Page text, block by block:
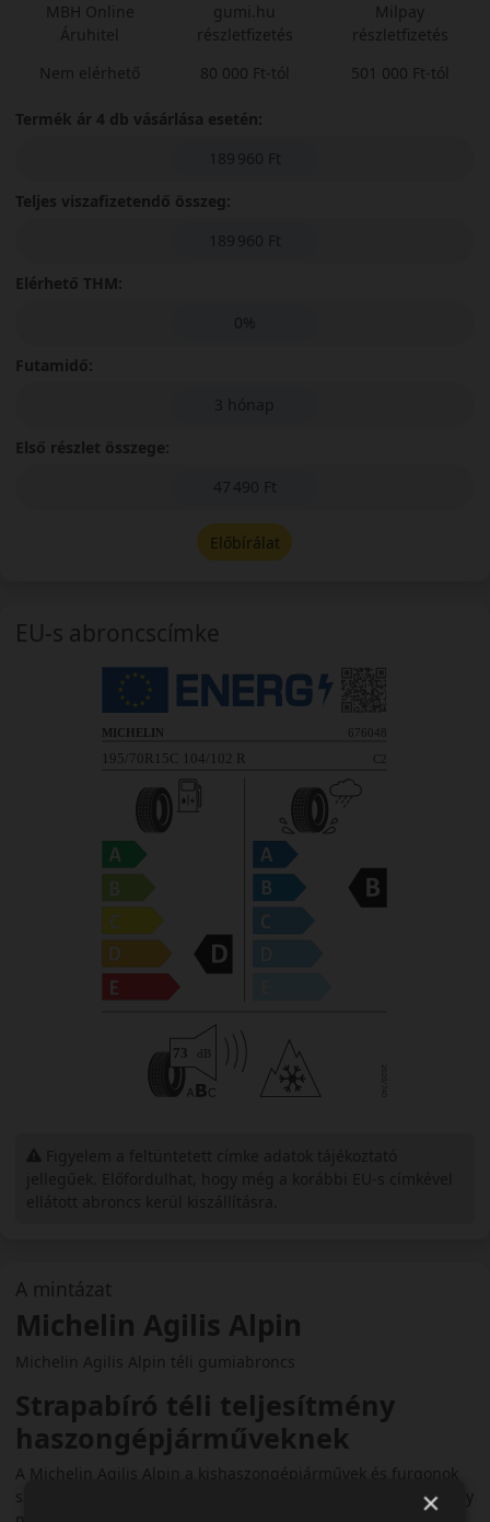
A mintázat
Michelin Agilis Alpin
Michelin Agilis Alpin téli gumiabroncs
Strapabíró téli teljesítmény
haszongépjárműveknek
A Michelin Agilis Alpin a kishaszongépjárművek és furgonok
számára fejlesztett prémium téli abroncs. A modell célja, hogy
MBH Online
Áruhitel
Nem elérhető
gumi.hu
részletfizetés
80 000 Ft-tól
Milpay
részletfizetés
501 000 Ft-tól
Termék ár 4 db vásárlása esetén:
189 960 Ft
Teljes viszafizetendő összeg:
189 960 Ft
Elérhető THM:
0%
Futamidő:
3 hónap
Első részlet összege:
47 490 Ft
Előbírálat
EU-s abroncscímke
×